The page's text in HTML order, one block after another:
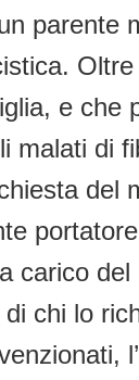
parente
e che
malati di
del
carico
chi lo